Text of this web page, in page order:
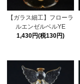
【ガラス細工】フローラ
ルエンゼルベルYE
1,430円(税130円)